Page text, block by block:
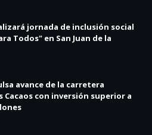
jornada de inclusión social
Todos" en San Juan de la
avance de la carretera
Cacaos con inversión superior a